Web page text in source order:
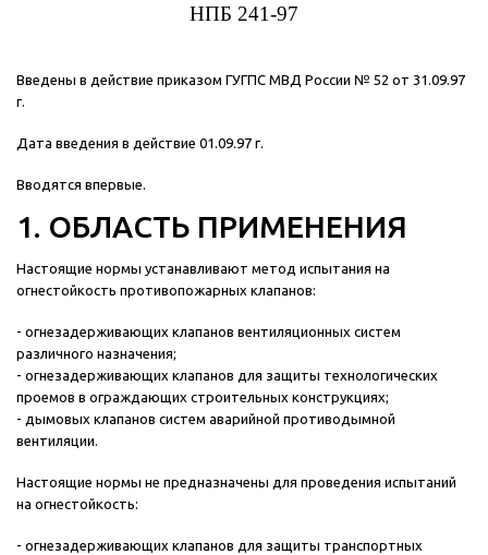
НПБ 241-97
Введены в действие приказом ГУГПС МВД России № 52 от 31.09.97
г.
Дата введения в действие 01.09.97 г.
Вводятся впервые.
1. ОБЛАСТЬ ПРИМЕНЕНИЯ
Настоящие нормы устанавливают метод испытания на
огнестойкость противопожарных клапанов:
- огнезадерживающих клапанов вентиляционных систем
различного назначения;
- огнезадерживающих клапанов для защиты технологических
проемов в ограждающих строительных конструкциях;
- дымовых клапанов систем аварийной противодымной
вентиляции.
Настоящие нормы не предназначены для проведения испытаний
на огнестойкость:
- огнезадерживающих клапанов для защиты транспортных